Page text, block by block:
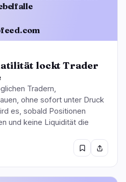
lockt Trader
Tradern,
ohne sofort unter Druck
es, sobald Positionen
und keine Liquidität die